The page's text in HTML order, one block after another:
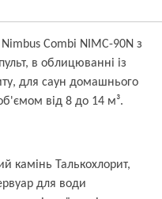
Combi NIMC-90N з
в облицюванні із
для саун домашнього
від 8 до 14 м³.
камінь Талькохлорит,
для води